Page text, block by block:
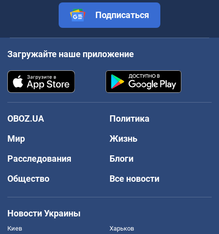
Подписаться
Загружайте наше приложение
OBOZ.UA
Политика
Мир
Жизнь
Расследования
Блоги
Общество
Все новости
Новости Украины
Киев Харьков